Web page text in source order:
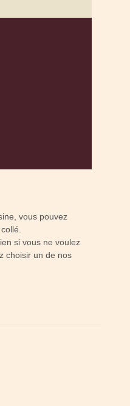
vous pouvez
si vous ne voulez
choisir un de nos